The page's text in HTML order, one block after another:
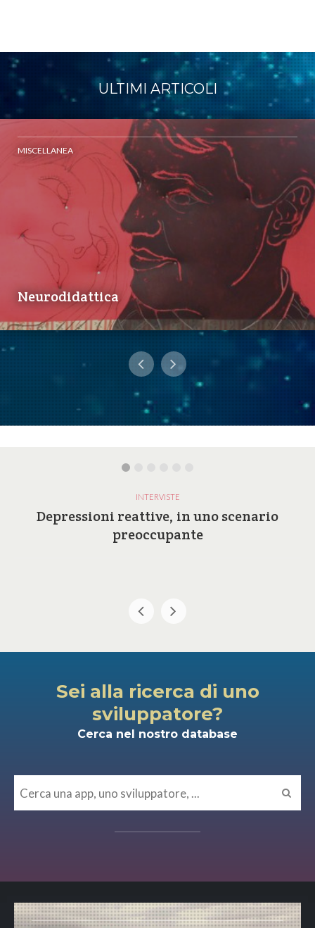
ULTIMI ARTICOLI
MISCELLANEA
Neurodidattica
INTERVISTE
Depressioni reattive, in uno scenario
preoccupante
Sei alla ricerca di uno
sviluppatore?
Cerca nel nostro database